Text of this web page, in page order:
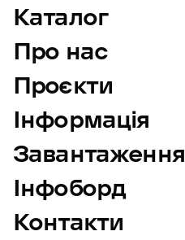
Каталог
Про нас
Проєкти
Інформація
Завантаження
Інфоборд
Контакти